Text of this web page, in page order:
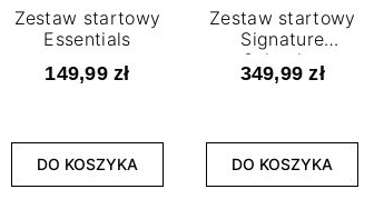
Zestaw startowy
Essentials
149,99 zł
DO KOSZYKA
Zestaw startowy
Signature
Selection
349,99 zł
DO KOSZYKA